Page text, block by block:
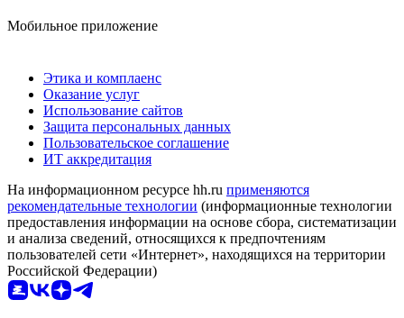
Мобильное приложение
Этика и комплаенс
Оказание услуг
Использование сайтов
Защита персональных данных
Пользовательское соглашение
ИТ аккредитация
На информационном ресурсе hh.ru применяются
рекомендательные технологии (информационные технологии
предоставления информации на основе сбора, систематизации
и анализа сведений, относящихся к предпочтениям
пользователей сети «Интернет», находящихся на территории
Российской Федерации)